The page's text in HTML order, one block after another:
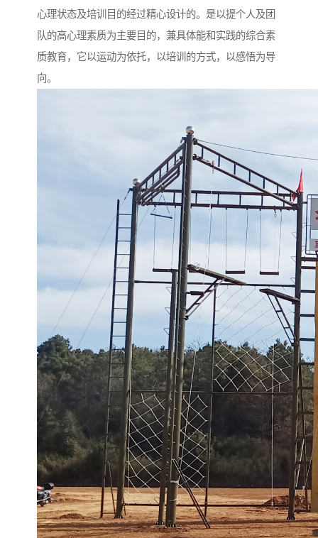
心理状态及培训目的经过精心设计的。是以提个人及团
队的高心理素质为主要目的，兼具体能和实践的综合素
质教育，它以运动为依托，以培训的方式，以感悟为导
向。